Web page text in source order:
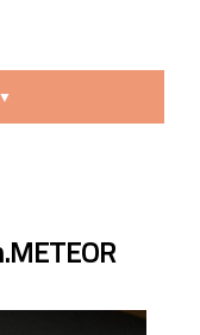
▼